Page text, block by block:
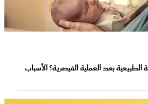
الطبيعية بعد العملية القيصرية؟ الأسباب